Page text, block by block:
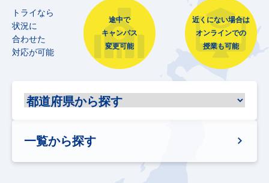
トライなら
状況に
合わせた
対応が可能
途中で
キャンパス
変更可能
近くにない場合は
オンラインでの
授業も可能
一覧から探す